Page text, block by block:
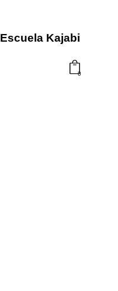
Escuela Kajabi
0